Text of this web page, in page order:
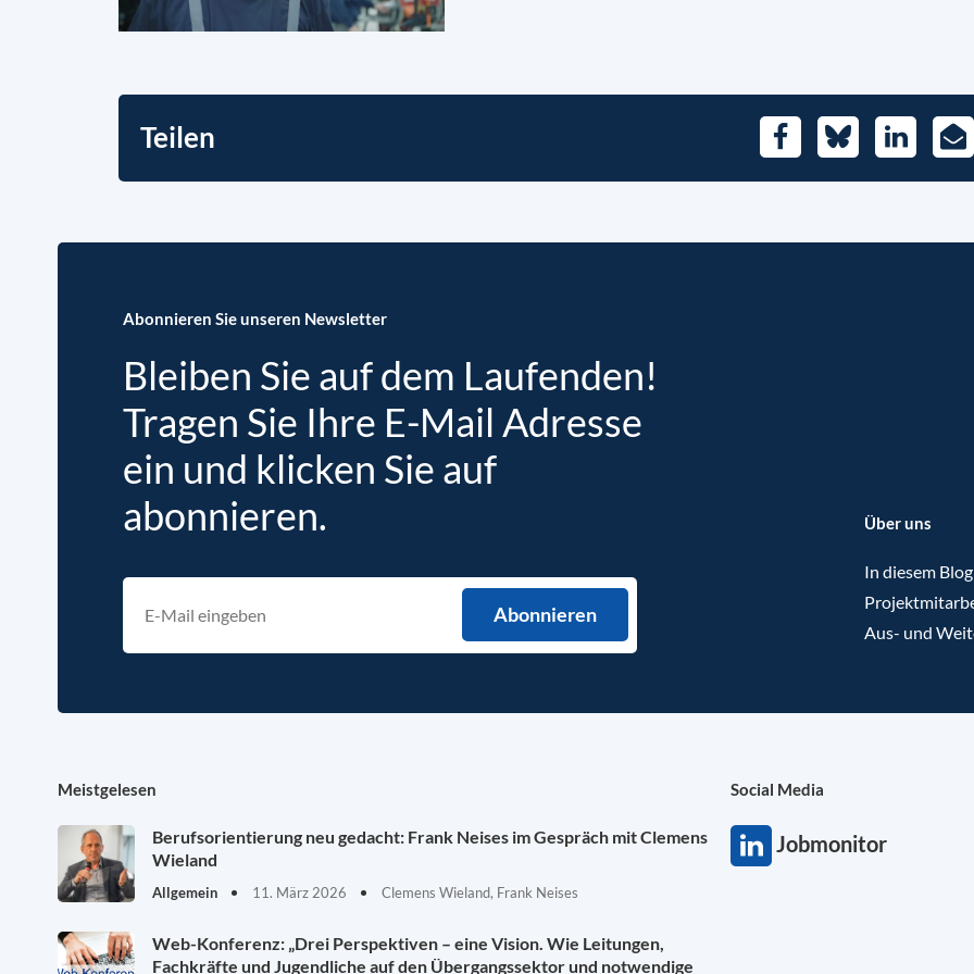
Teilen FacebookBlueskyLinkedIn
E-
Abonnieren Sie unseren Newsletter
Bleiben Sie auf dem Laufenden!
Tragen Sie Ihre E-Mail Adresse
ein und klicken Sie auf
abonnieren.
Über uns
In diesem
Aus- und
Meistgelesen
Berufsorientierung neu gedacht: Frank Neises im Gespräch mit Clemens
Wieland
Allgemein 11. März 2026 Clemens Wieland, Frank Neises
Web-Konferenz: „Drei Perspektiven – eine Vision. Wie Leitungen,
Fachkräfte und Jugendliche auf den Übergangssektor und notwendige
Social Media
Jobmonitor